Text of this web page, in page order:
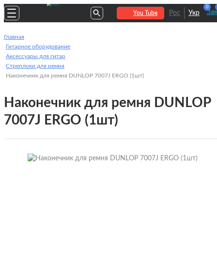
You Tube Рос Укр
0
Главная
Гитарное оборудование
Аксессуары для гитар
Стреплоки для ремня
Наконечник для ремня DUNLOP 7007J ERGO (1шт)
Наконечник для ремня DUNLOP
7007J ERGO (1шт)